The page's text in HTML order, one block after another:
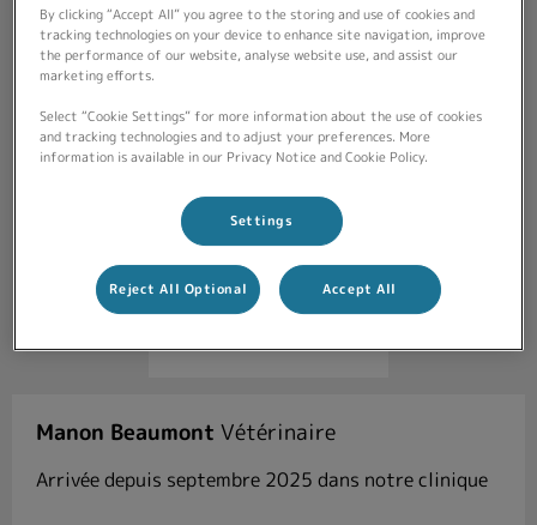
Manon Beaumont Vétérinaire
Arrivée depuis septembre 2025 dans notre clinique
By clicking “Accept All” you agree to the storing and use of cookies and
tracking technologies on your device to enhance site navigation, improve
the performance of our website, analyse website use, and assist our
marketing efforts.
Select “Cookie Settings” for more information about the use of cookies
and tracking technologies and to adjust your preferences. More
information is available in our Privacy Notice and Cookie Policy.
Settings
Reject All Optional Accept All